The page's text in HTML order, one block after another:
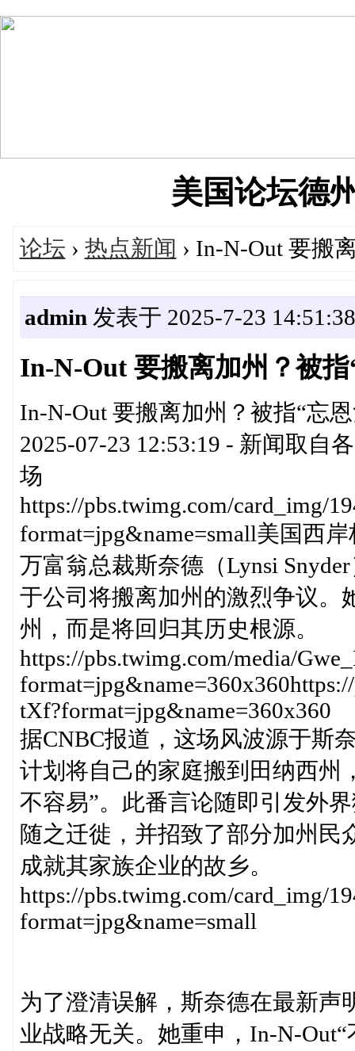
美国论坛德
论坛 › 热点新闻 › In-N-Out 要搬
admin 发表于 2025-7-23 14:51:38
In-N-Out 要搬离加州？被
In-N-Out 要搬离加州？被指“忘
2025-07-23 12:53:19 - 新闻取自
场
https://pbs.twimg.com/card_img/
format=jpg&name=small美国西
万富翁总裁斯奈德（Lynsi
于公司将搬离加州的激烈争议。
州，而是将回归其历史根源。
https://pbs.twimg.com/media/
tXf?format=jpg&name=360x360
据CNBC报道，这场风波源于斯
计划将自己的家庭搬到田纳西州
不容易”。此番言论随即引发外
随之迁徙，并招致了部分加州民
成就其家族企业的故乡。
https://pbs.twimg.com/card_img/
format=jpg&name=small
为了澄清误解，斯奈德在最新声
业战略无关。她重申，In-N-